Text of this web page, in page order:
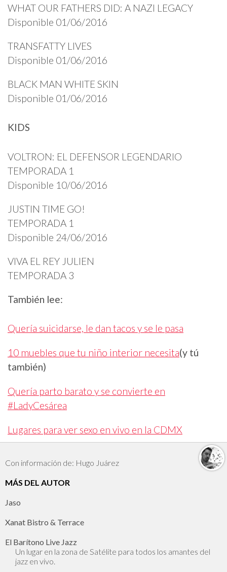
WHAT OUR FATHERS DID: A NAZI LEGACY
Disponible 01/06/2016
TRANSFATTY LIVES
Disponible 01/06/2016
BLACK MAN WHITE SKIN
Disponible 01/06/2016
KIDS
VOLTRON: EL DEFENSOR LEGENDARIO
TEMPORADA 1
Disponible 10/06/2016
JUSTIN TIME GO!
TEMPORADA 1
Disponible 24/06/2016
VIVA EL REY JULIEN
TEMPORADA 3
También lee:
Quería suicidarse, le dan tacos y se le pasa
10 muebles que tu niño interior necesita(y tú
también)
Quería parto barato y se convierte en
#LadyCesárea
Lugares para ver sexo en vivo en la CDMX
Con información de: Hugo Juárez
MÁS DEL AUTOR
Jaso
Xanat Bistro & Terrace
El Barítono Live Jazz
Un lugar en la zona de Satélite para todos los amantes del
jazz en vivo.